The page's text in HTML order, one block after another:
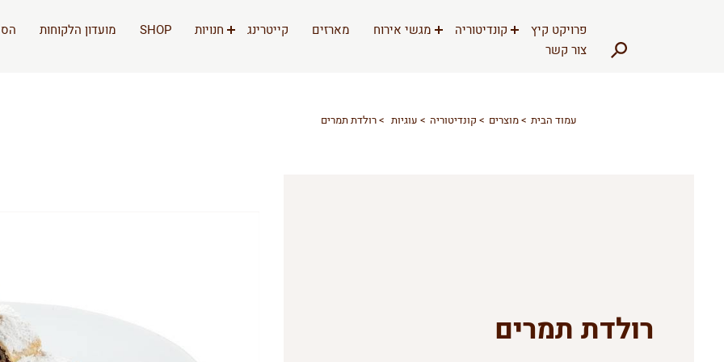
פרויקט קיץ קונדיטוריה מגשי אירוח מארזים קייטרינג חנויות SHOP מועדון הלקוחות
צור קשר
עמוד הבית מוצרים קונדיטוריה עוגיות רולדת תמרים
רולדת תמרים